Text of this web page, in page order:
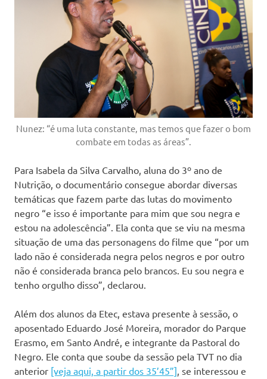
Nunez: “é uma luta constante, mas temos que fazer o bom
combate em todas as áreas”.
Para Isabela da Silva Carvalho, aluna do 3º ano de
Nutrição, o documentário consegue abordar diversas
temáticas que fazem parte das lutas do movimento
negro “e isso é importante para mim que sou negra e
estou na adolescência”. Ela conta que se viu na mesma
situação de uma das personagens do filme que “por um
lado não é considerada negra pelos negros e por outro
não é considerada branca pelo brancos. Eu sou negra e
tenho orgulho disso”, declarou.
Além dos alunos da Etec, estava presente à sessão, o
aposentado Eduardo José Moreira, morador do Parque
Erasmo, em Santo André, e integrante da Pastoral do
Negro. Ele conta que soube da sessão pela TVT no dia
anterior [veja aqui, a partir dos 35’45”], se interessou e